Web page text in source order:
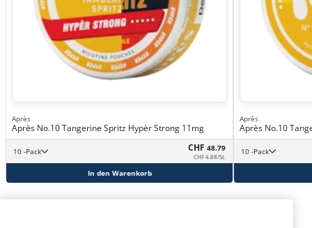
Après
Après No.10 Tangerine Spritz Hypèr Strong 11mg
10 -Pack CHF 48.79
CHF 4.88/St.
In den Warenkorb
Après
Après No.10
10 -Pack